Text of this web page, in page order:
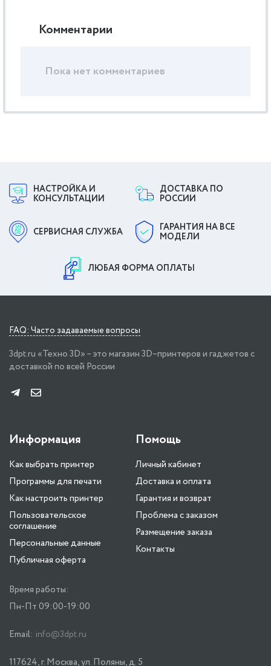
Комментарии
Пока нет комментариев
НАСТРОЙКА И
КОНСУЛЬТАЦИИ
ДОСТАВКА ПО
РОССИИ
СЕРВИСНАЯ СЛУЖБА
ГАРАНТИЯ НА ВСЕ
МОДЕЛИ
ЛЮБАЯ ФОРМА ОПЛАТЫ
FAQ: Часто задаваемые вопросы
3dpt.ru «Техно 3D» – это магазин 3D–принтеров и гаджетов с
доставкой по всей России
Информация
Как выбрать принтер
Программы для печати
Как настроить принтер
Пользовательское
соглашение
Персональные данные
Публичная оферта
Помощь
Личный кабинет
Доставка и оплата
Гарантия и возврат
Проблема с заказом
Размещение заказа
Контакты
Время работы:
Пн-Пт 09:00-19:00
Email: info@3dpt.ru
117624, г. Москва, ул. Поляны, д. 5